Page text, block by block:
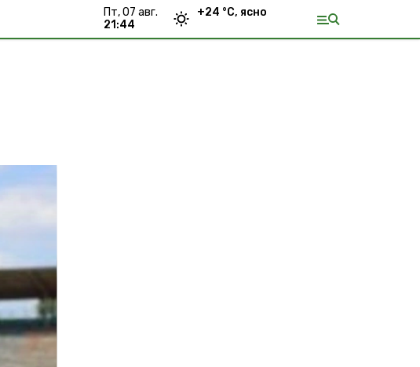
пт, 07 авг.
21:44
+24 °С, ясно